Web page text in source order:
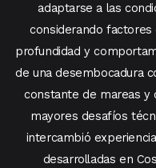
adaptarse a las
considerando factores
profundidad y
de una desembocadura
constante de mareas
mayores desafíos
intercambió
desarrolladas en